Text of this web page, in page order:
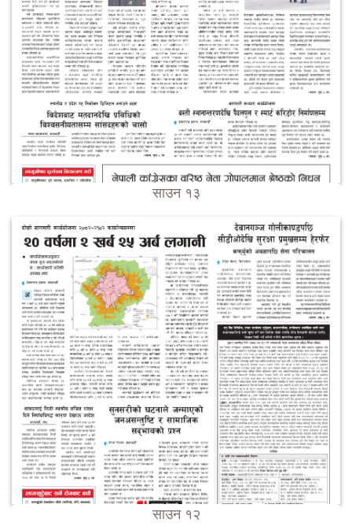
साउन १३
साउन १२